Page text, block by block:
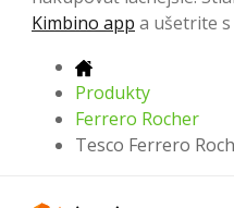
Kimbino app a ušetrite s
Produkty
Ferrero Rocher
Tesco Ferrero